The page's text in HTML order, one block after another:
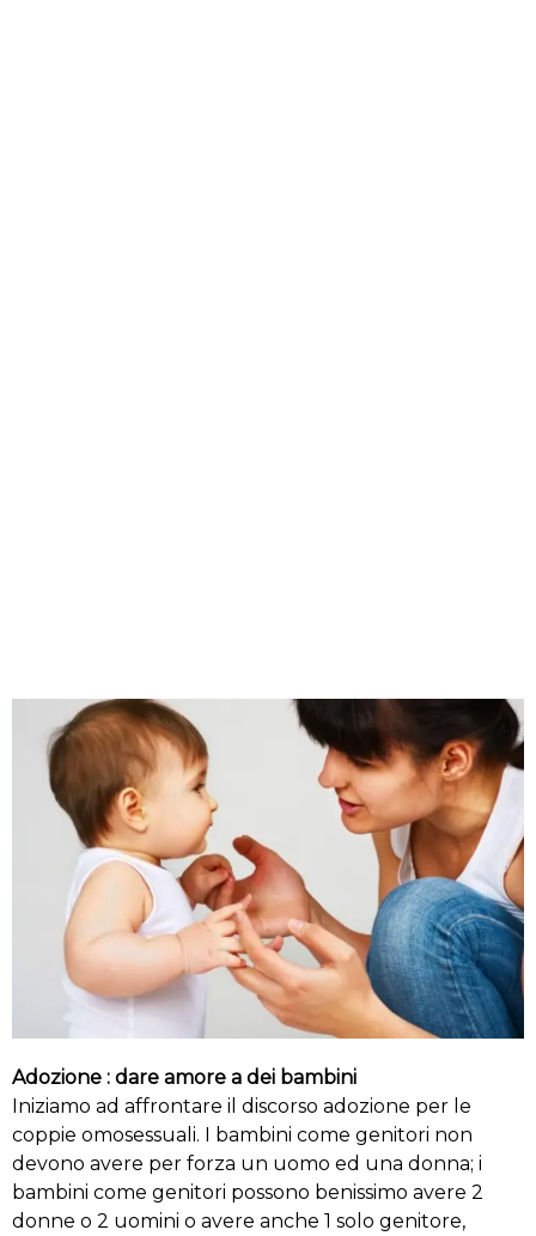
Adozione : dare amore a dei bambini
Iniziamo ad affrontare il discorso adozione per le
coppie omosessuali. I bambini come genitori non
devono avere per forza un uomo ed una donna; i
bambini come genitori possono benissimo avere 2
donne o 2 uomini o avere anche 1 solo genitore,